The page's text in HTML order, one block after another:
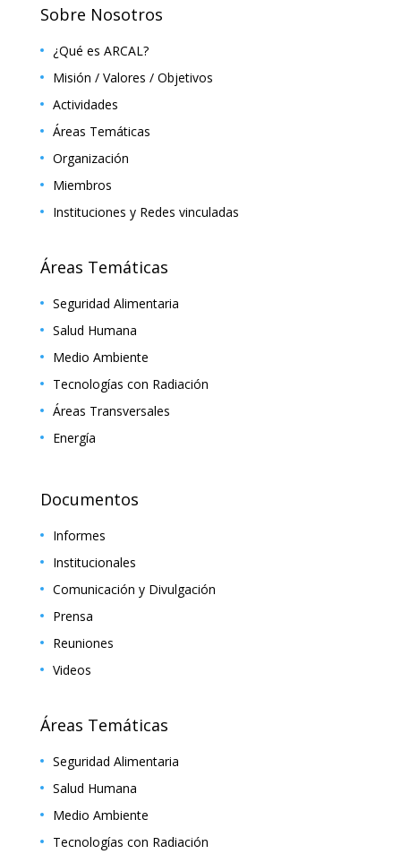
Sobre Nosotros
¿Qué es ARCAL?
Misión / Valores / Objetivos
Actividades
Áreas Temáticas
Organización
Miembros
Instituciones y Redes vinculadas
Áreas Temáticas
Seguridad Alimentaria
Salud Humana
Medio Ambiente
Tecnologías con Radiación
Áreas Transversales
Energía
Documentos
Informes
Institucionales
Comunicación y Divulgación
Prensa
Reuniones
Videos
Áreas Temáticas
Seguridad Alimentaria
Salud Humana
Medio Ambiente
Tecnologías con Radiación